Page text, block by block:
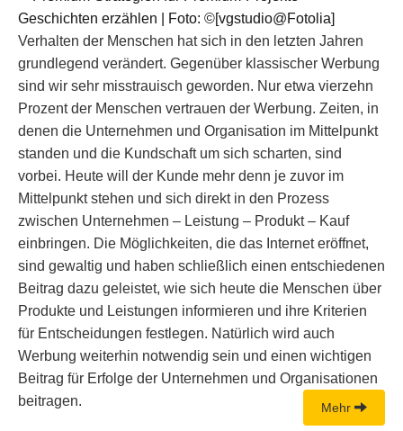
Verhalten der Menschen hat sich in den letzten Jahren
grundlegend verändert. Gegenüber klassischer Werbung
sind wir sehr misstrauisch geworden. Nur etwa vierzehn
Prozent der Menschen vertrauen der Werbung. Zeiten, in
denen die Unternehmen und Organisation im Mittelpunkt
standen und die Kundschaft um sich scharten, sind
vorbei. Heute will der Kunde mehr denn je zuvor im
Mittelpunkt stehen und sich direkt in den Prozess
zwischen Unternehmen – Leistung – Produkt – Kauf
einbringen. Die Möglichkeiten, die das Internet eröffnet,
sind gewaltig und haben schließlich einen entschiedenen
Beitrag dazu geleistet, wie sich heute die Menschen über
Produkte und Leistungen informieren und ihre Kriterien
für Entscheidungen festlegen. Natürlich wird auch
Werbung weiterhin notwendig sein und einen wichtigen
Beitrag für Erfolge der Unternehmen und Organisationen
beitragen.
Mehr